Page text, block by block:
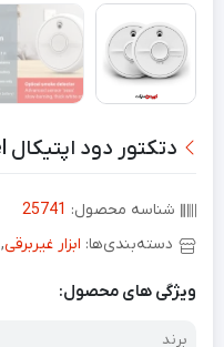
دتکتور دود اپتیکال FireAngel مدل SB1-R
شناسه محصول: 25741
دسته‌بندی‌ها: ابزار غیربرقی,
ویژگی های محصول:
برند